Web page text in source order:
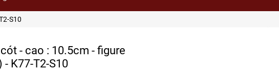
S10
- cao : 10.5cm - figure
- K77-T2-S10